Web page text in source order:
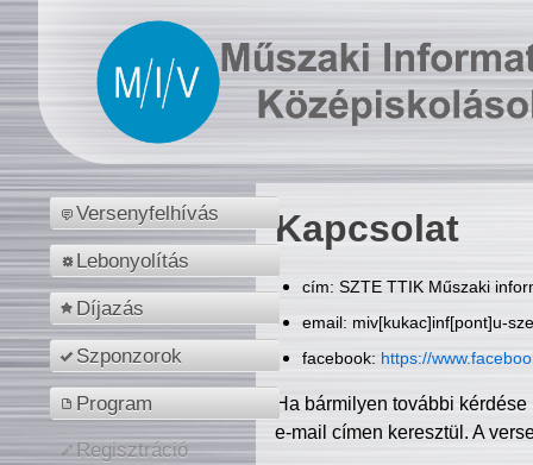
Versenyfelhívás
Lebonyolítás
Díjazás
Szponzorok
Program
Regisztráció
Kapcsolat
cím: SZTE TTIK Műszaki
email: miv[kukac]inf[pont]u-
facebook: https://
Ha bármilyen további
e-mail címen keresztül. A